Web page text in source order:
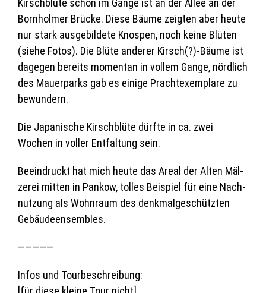
Kirsch­blüte schon im Gange ist an der Allee an der
Born­hol­mer Brü­cke. Diese Bäume zeig­ten aber heute
nur stark aus­ge­bil­dete Knos­pen, noch keine Blü­ten
(siehe Fotos). Die Blüte ande­rer Kirsch(?)-Bäume ist
dage­gen bereits momen­tan in vol­lem Gange, nörd­lich
des Mau­er­parks gab es einige Pracht­ex­em­plare zu
bewundern.
Die Japa­ni­sche Kirsch­blüte dürfte in ca. zwei
Wochen in vol­ler Ent­fal­tung sein.
Beein­druckt hat mich heute das Areal der Alten Mäl­
ze­rei mit­ten in Pan­kow, tol­les Bei­spiel für eine Nach­
nut­zung als Wohn­raum des denk­mal­ge­schütz­ten
Gebäudeensembles.
—————
Infos und Tourbeschreibung: